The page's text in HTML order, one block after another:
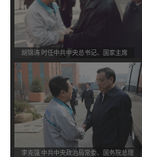
胡锦涛 时任中共中央总书记、国家主席
李克强 中共中央政治局常委、国务院总理